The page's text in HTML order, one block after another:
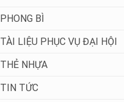
PHONG BÌ
TÀI LIỆU PHỤC VỤ ĐẠI HỘI
THẺ NHỰA
TIN TỨC